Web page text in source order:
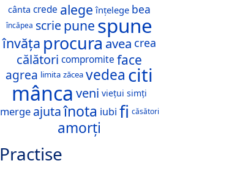
cânta crede alege înțelege bea
încăpea scrie pune spune
învăța procura avea crea
călători compromite face
agrea limita zăcea vedea citi
mânca veni viețui simți
merge ajutaînota iubi fi căsători
amorți
Practise